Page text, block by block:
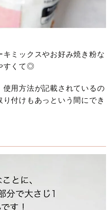
ミックスやお好み焼き粉な
すくて◎
用方法が記載されているの
付けもあっという間にでき